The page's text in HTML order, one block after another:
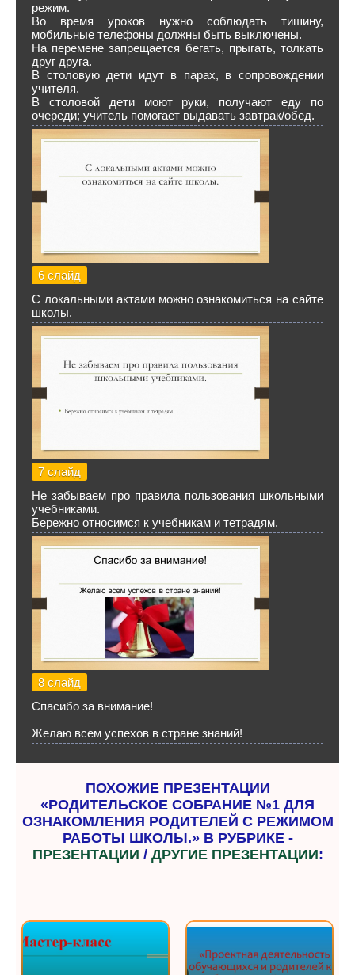
режим.
Во время уроков нужно соблюдать тишину,
мобильные телефоны должны быть выключены.
На перемене запрещается бегать, прыгать, толкать
друг друга.
В столовую дети идут в парах, в сопровождении
учителя.
В столовой дети моют руки, получают еду по
очереди; учитель помогает выдавать завтрак/обед.
6 слайд
С локальными актами можно ознакомиться на сайте
школы.
7 слайд
Не забываем про правила пользования школьными
учебниками.
Бережно относимся к учебникам и тетрадям.
8 слайд
Спасибо за внимание!
Желаю всем успехов в стране знаний!
ПОХОЖИЕ ПРЕЗЕНТАЦИИ
«РОДИТЕЛЬСКОЕ СОБРАНИЕ №1 ДЛЯ
ОЗНАКОМЛЕНИЯ РОДИТЕЛЕЙ С РЕЖИМОМ
РАБОТЫ ШКОЛЫ.» В РУБРИКЕ -
ПРЕЗЕНТАЦИИ / ДРУГИЕ ПРЕЗЕНТАЦИИ: